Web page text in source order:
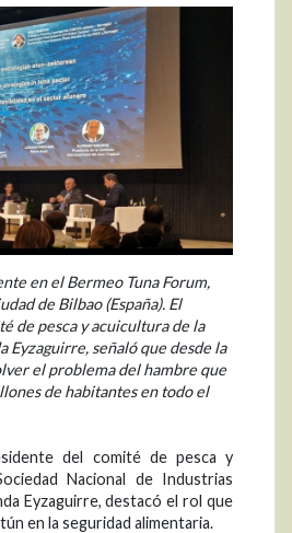
en el Bermeo Tuna Forum,
de Bilbao (España). El
de pesca y acuicultura de la
Eyzaguirre, señaló que desde la
el problema del hambre que
de habitantes en todo el
del comité de pesca y
Nacional de Industrias
Eyzaguirre, destacó el rol que
en la seguridad alimentaria.